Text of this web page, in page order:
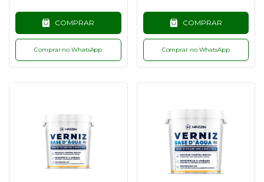
COMPRAR
Comprar no WhatsApp
COMPRAR
Comprar no WhatsApp